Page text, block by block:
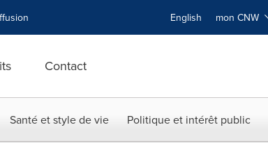
English mon CNW
Contact
Santé et style de vie Politique et intérêt public